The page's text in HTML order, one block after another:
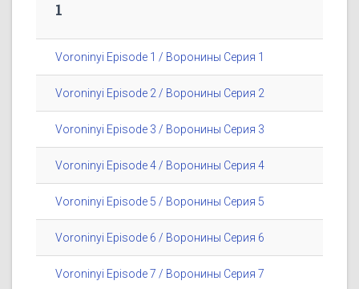
1
Voroninyi Episode 1 / Воронины Серия 1
Voroninyi Episode 2 / Воронины Серия 2
Voroninyi Episode 3 / Воронины Серия 3
Voroninyi Episode 4 / Воронины Серия 4
Voroninyi Episode 5 / Воронины Серия 5
Voroninyi Episode 6 / Воронины Серия 6
Voroninyi Episode 7 / Воронины Серия 7